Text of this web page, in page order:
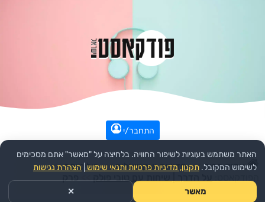
התחבר/י
עמוד הבית >> חדשות ואקטואליה >> פוליטיקה >>
על הדרך | שיחות עם טובי פולק >>פרק
האתר משתמש בעוגיות לשיפור החוויה. בלחיצה על "מאשר" אתם מסכימים
לשימוש המקובל. תקנון, מדיניות פרטיות ותנאי שימוש הצהרת נגישות
מאשר ✕